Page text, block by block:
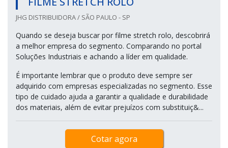
JHG DISTRIBUIDORA / SÃO PAULO - SP
Quando se deseja buscar por filme stretch rolo, descobrirá
a melhor empresa do segmento. Comparando no portal
Soluções Industriais e achando a líder em qualidade.
É importante lembrar que o produto deve sempre ser
adquirido com empresas especializadas no segmento. Esse
tipo de cuidado ajuda a garantir a qualidade e durabilidade
dos materiais, além de evitar prejuízos com substituiç&...
Cotar agora